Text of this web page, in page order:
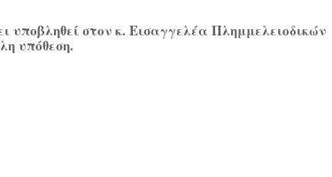
υποβληθεί στον κ. Εισαγγελέα Πλημμελειοδικών
υπόθεση.